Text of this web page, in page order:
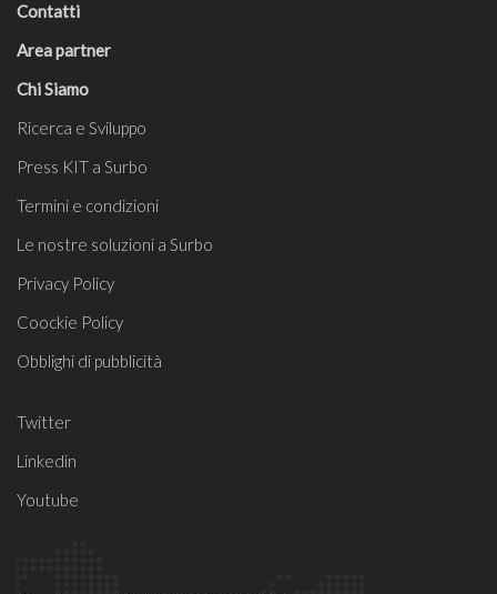
Contatti
Area partner
Chi Siamo
Ricerca e Sviluppo
Press KIT a Surbo
Termini e condizioni
Le nostre soluzioni a Surbo
Privacy Policy
Coockie Policy
Obblighi di pubblicità
Twitter
Linkedin
Youtube